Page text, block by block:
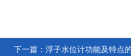
下一篇： 浮子水位计功能及特点